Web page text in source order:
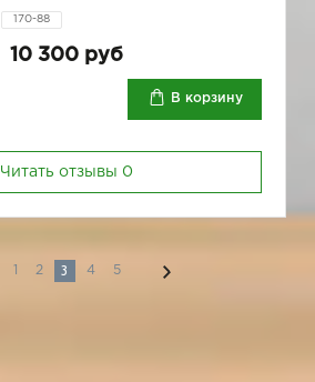
170-88
10 300 руб
В корзину
Читать отзывы 0
1 2 3 4 5